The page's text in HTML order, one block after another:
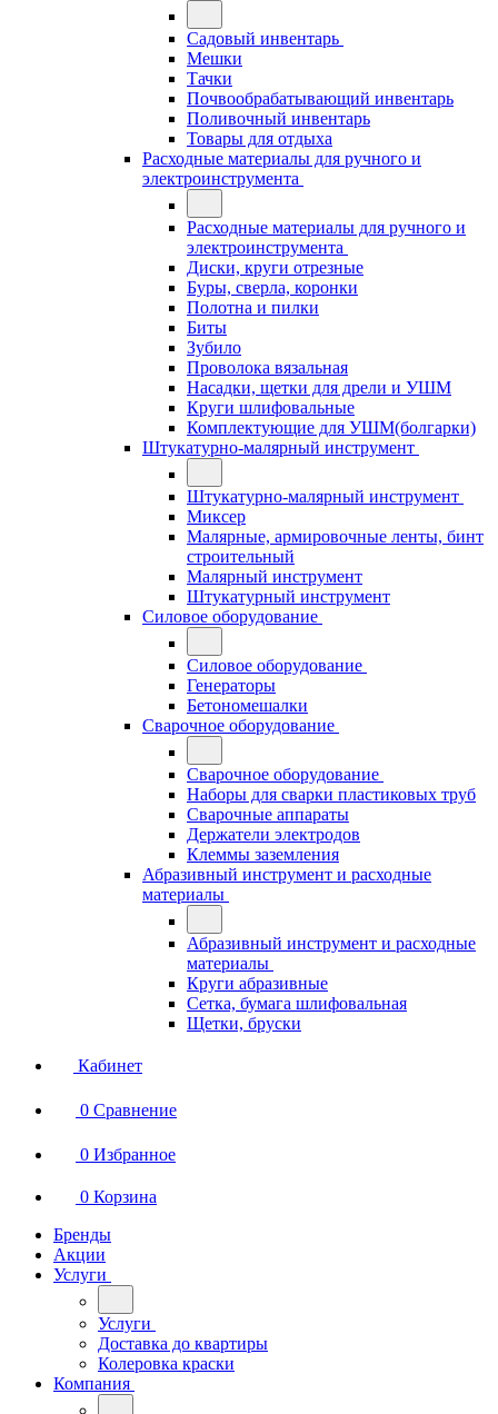
Садовый инвентарь
Мешки
Тачки
Почвообрабатывающий инвентарь
Поливочный инвентарь
Товары для отдыха
Расходные материалы для ручного и
электроинструмента
Расходные материалы для ручного и
электроинструмента
Диски, круги отрезные
Буры, сверла, коронки
Полотна и пилки
Биты
Зубило
Проволока вязальная
Насадки, щетки для дрели и УШМ
Круги шлифовальные
Комплектующие для УШМ(болгарки)
Штукатурно-малярный инструмент
Штукатурно-малярный инструмент
Миксер
Малярные, армировочные ленты, бинт
строительный
Малярный инструмент
Штукатурный инструмент
Силовое оборудование
Силовое оборудование
Генераторы
Бетономешалки
Сварочное оборудование
Сварочное оборудование
Наборы для сварки пластиковых труб
Сварочные аппараты
Держатели электродов
Клеммы заземления
Абразивный инструмент и расходные
материалы
Абразивный инструмент и расходные
материалы
Круги абразивные
Сетка, бумага шлифовальная
Щетки, бруски
Кабинет
0 Сравнение
0 Избранное
0 Корзина
Бренды
Акции
Услуги
Услуги
Доставка до квартиры
Колеровка краски
Компания